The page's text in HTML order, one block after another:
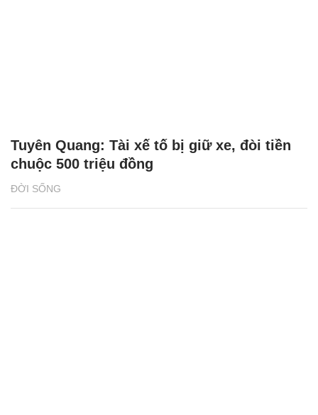
ĐỜI SỐNG
Tuyên Quang: Tài xế tố bị giữ xe, đòi tiền
chuộc 500 triệu đồng